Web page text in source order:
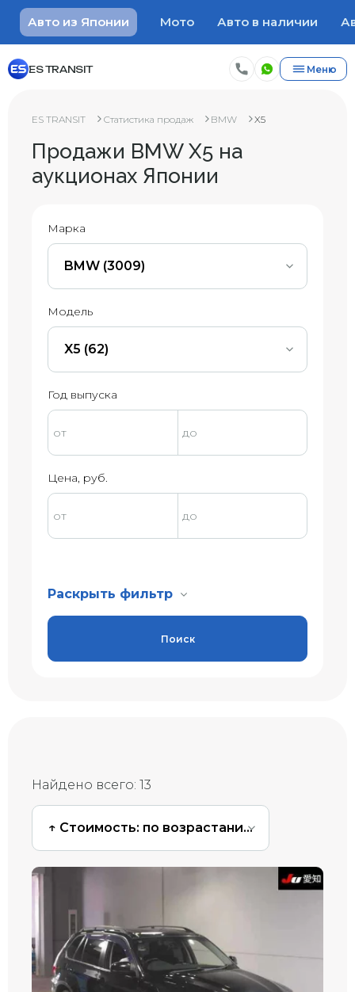
Авто из Японии Мото Авто в наличии
ES TRANSIT Меню
ES TRANSIT Статистика продаж BMW X5
Продажи BMW X5 на
аукционах Японии
Марка
BMW (3009)
Модель
X5 (62)
Год выпуска
Цена, руб.
Раскрыть фильтр
Поиск
Найдено всего: 13
↑ Стоимость: по возрастанию